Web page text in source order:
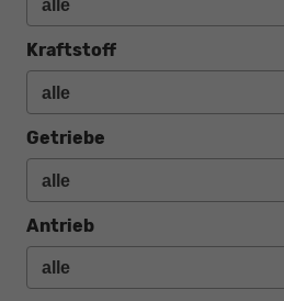
Kraftstoff
Getriebe
Antrieb